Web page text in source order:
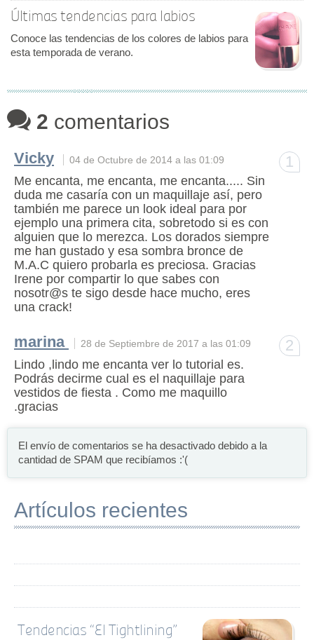
Últimas tendencias para labios
Conoce las tendencias de los colores de labios para
esta temporada de verano.
2 comentarios
1
Vicky 04 de Octubre de 2014 a las 01:09
Me encanta, me encanta, me encanta..... Sin
duda me casaría con un maquillaje así, pero
también me parece un look ideal para por
ejemplo una primera cita, sobretodo si es con
alguien que lo merezca. Los dorados siempre
me han gustado y esa sombra bronce de
M.A.C quiero probarla es preciosa. Gracias
Irene por compartir lo que sabes con
nosotr@s te sigo desde hace mucho, eres
una crack!
2
marina 28 de Septiembre de 2017 a las 01:09
Lindo ,lindo me encanta ver lo tutorial es.
Podrás decirme cual es el naquillaje para
vestidos de fiesta . Como me maquillo
.gracias
El envío de comentarios se ha desactivado debido a la
cantidad de SPAM que recibíamos :'(
Artículos recientes
Tendencias “El Tightlining”